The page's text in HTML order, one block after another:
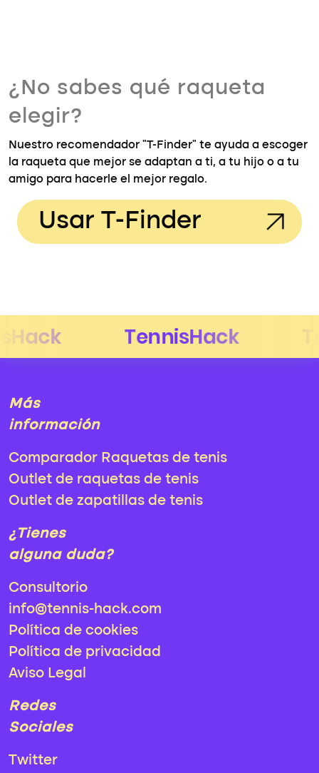
¿No sabes qué raqueta
elegir?
Nuestro recomendador "T-Finder" te ayuda a escoger
la raqueta que mejor se adaptan a ti, a tu hijo o a tu
amigo para hacerle el mejor regalo.
Usar T-Finder
Más
información
Comparador Raquetas de tenis
Outlet de raquetas de tenis
Outlet de zapatillas de tenis
¿Tienes
alguna duda?
Consultorio
info@tennis-hack.com
Política de cookies
Política de privacidad
Aviso Legal
Redes
Sociales
Twitter